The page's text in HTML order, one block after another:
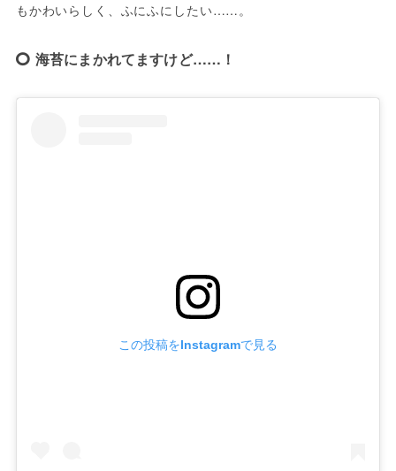
もかわいらしく、ふにふにしたい……。
海苔にまかれてますけど……！
この投稿をInstagramで見る